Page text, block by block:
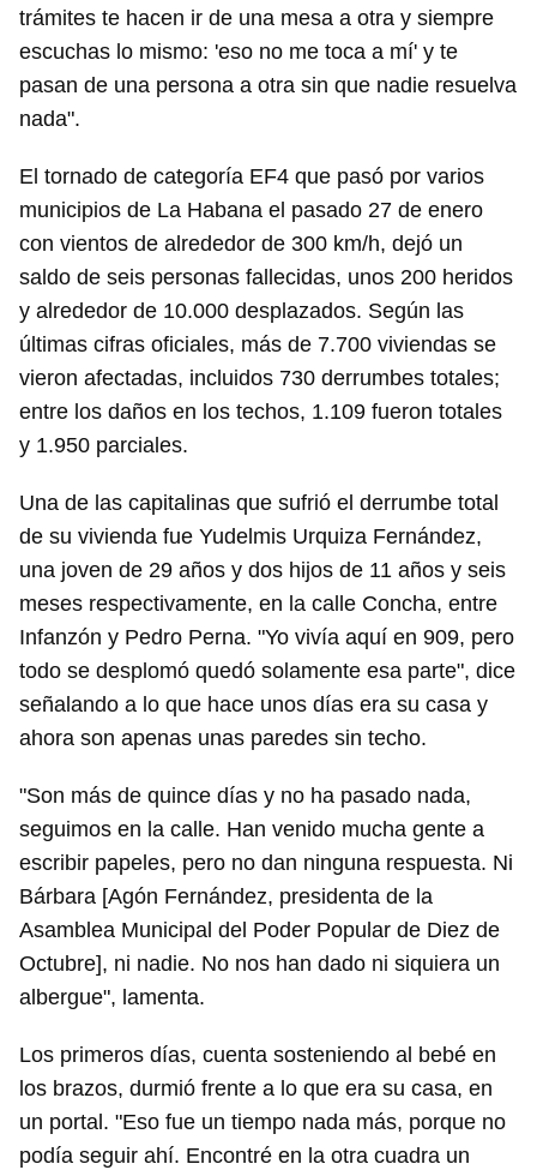
Guardar como favorito
Para poder guardar como favorito, primero has de
iniciar sesión con tu cuenta de 14ymedio.
INICIAR SESIÓN CANCELAR
trámites te hacen ir de una mesa a otra y siempre
escuchas lo mismo: 'eso no me toca a mí' y te
pasan de una persona a otra sin que nadie resuelva
nada".
El tornado de categoría EF4 que pasó por varios
municipios de La Habana el pasado 27 de enero
con vientos de alrededor de 300 km/h, dejó un
saldo de seis personas fallecidas, unos 200 heridos
y alrededor de 10.000 desplazados. Según las
últimas cifras oficiales, más de 7.700 viviendas se
vieron afectadas, incluidos 730 derrumbes totales;
entre los daños en los techos, 1.109 fueron totales
y 1.950 parciales.
Una de las capitalinas que sufrió el derrumbe total
de su vivienda fue Yudelmis Urquiza Fernández,
una joven de 29 años y dos hijos de 11 años y seis
meses respectivamente, en la calle Concha, entre
Infanzón y Pedro Perna. "Yo vivía aquí en 909, pero
todo se desplomó quedó solamente esa parte", dice
señalando a lo que hace unos días era su casa y
ahora son apenas unas paredes sin techo.
"Son más de quince días y no ha pasado nada,
seguimos en la calle. Han venido mucha gente a
escribir papeles, pero no dan ninguna respuesta. Ni
Bárbara [Agón Fernández, presidenta de la
Asamblea Municipal del Poder Popular de Diez de
Octubre], ni nadie. No nos han dado ni siquiera un
albergue", lamenta.
Los primeros días, cuenta sosteniendo al bebé en
los brazos, durmió frente a lo que era su casa, en
un portal. "Eso fue un tiempo nada más, porque no
podía seguir ahí. Encontré en la otra cuadra un